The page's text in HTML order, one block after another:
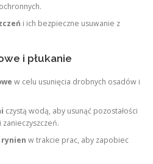
i ich bezpieczne usuwanie z
i płukanie
w celu usunięcia drobnych osadów i
czystą wodą, aby usunąć pozostałości
rynien w trakcie prac, aby zapobiec